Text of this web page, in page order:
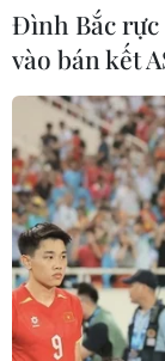
Đình Bắc rực
vào bán kết